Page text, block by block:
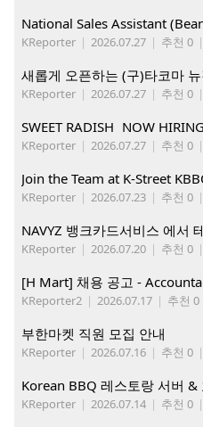
National Sales Assistant
KReporter | 2026.07.27 | 추천 0 |
KReporter | 2026.07.27 | 추천 0 |
SWEET RADISH NOW
KReporter | 2026.07.27 | 추천 0 |
Join the Team at K-Street
KReporter | 2026.07.23 | 추천 0 |
NAVYZ 뱅크카드서비스 에서
KReporter | 2026.07.20 | 추천 0 |
[H Mart] 채용 공고 -
KReporter2 | 2026.07.17 | 추천 0
부한마켓 직원 모집 안내
KReporter | 2026.07.16 | 추천 0 |
KReporter | 2026.07.14 | 추천 0 |